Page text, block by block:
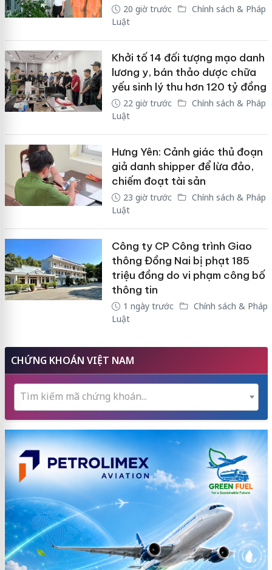
20 giờ trước
Chính sách & Pháp
Luật
Khởi tố 14 đối tượng mạo danh
lương y, bán thảo dược chữa
yếu sinh lý thu hơn 120 tỷ đồng
22 giờ trước
Chính sách & Pháp
Luật
Hưng Yên: Cảnh giác thủ đoạn
giả danh shipper để lừa đảo,
chiếm đoạt tài sản
23 giờ trước
Chính sách & Pháp
Luật
Công ty CP Công trình Giao
thông Đồng Nai bị phạt 185
triệu đồng do vi phạm công bố
thông tin
1 ngày trước
Chính sách & Pháp
Luật
CHỨNG KHOÁN VIỆT NAM
Tìm kiếm mã chứng khoán...